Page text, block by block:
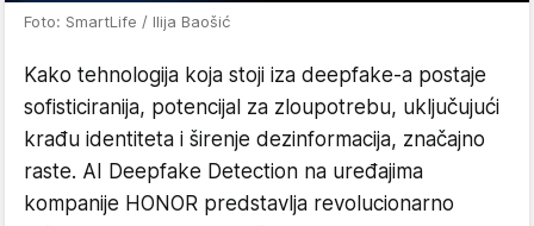
Foto: SmartLife / Ilija Baošić
Kako tehnologija koja stoji iza deepfake-a postaje
sofisticiranija, potencijal za zloupotrebu, uključujući
krađu identiteta i širenje dezinformacija, značajno
raste. AI Deepfake Detection na uređajima
kompanije HONOR predstavlja revolucionarno